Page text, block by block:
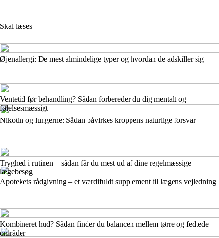
Skal læses
Øjenallergi: De mest almindelige typer og hvordan de adskiller sig
Nikotin og lungerne: Sådan påvirkes kroppens naturlige forsvar
Apotekets rådgivning – et værdifuldt supplement til lægens vejledning
Ventetid før behandling? Sådan forbereder du dig mentalt og
følelsesmæssigt
Tryghed i rutinen – sådan får du mest ud af dine regelmæssige
lægebesøg
Kombineret hud? Sådan finder du balancen mellem tørre og fedtede
områder